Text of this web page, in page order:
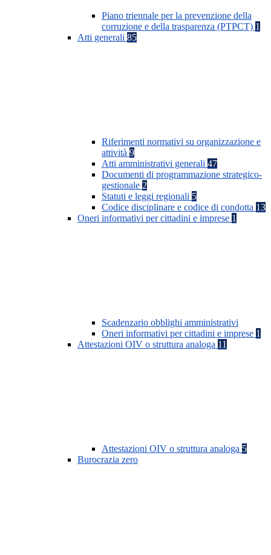
Piano triennale per la prevenzione della
corruzione e della trasparenza (PTPCT) 1
Atti generali 85
Riferimenti normativi su organizzazione e
attività 9
Atti amministrativi generali 47
Documenti di programmazione strategico-
gestionale 2
Statuti e leggi regionali 5
Codice disciplinare e codice di condotta 13
Oneri informativi per cittadini e imprese 1
Scadenzario obblighi amministrativi
Oneri informativi per cittadini e imprese 1
Attestazioni OIV o struttura analoga 11
Attestazioni OIV o struttura analoga 5
Burocrazia zero